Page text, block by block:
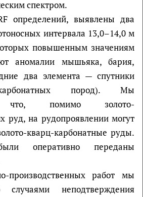
спектром.
определений, выявлены два
интервала 13,0–14,0 м
повышенным значениям
аномалии мышьяка, бария,
два элемента — спутники
пород). Мы
что, помимо золото-
руд, на рудопроявлении могут
кварц-карбонатные руды.
оперативно переданы
производственных работ мы
случаями неподтверждения